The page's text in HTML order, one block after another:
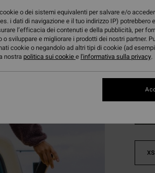
XS
o dei sistemi equivalenti per salvare e/o
i dati di navigazione e il tuo indirizzo IP) potrebbero
l’efficacia dei contenuti e della pubblicità, per
sviluppare e migliorare i prodotti dei nostri partner.
cookie o negandolo ad altri tipi di cookie (ad
nostra politica sui cookiee l'informativa sulla privacy.